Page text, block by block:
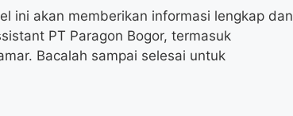
ini akan memberikan informasi lengkap dan
PT Paragon Bogor, termasuk
Bacalah sampai selesai untuk